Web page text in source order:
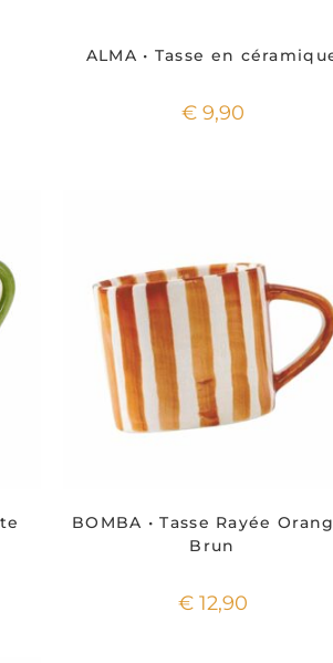
ALMA • Tasse en
€9,90
BOMBA • Tasse Rayée
Brun
€12,90